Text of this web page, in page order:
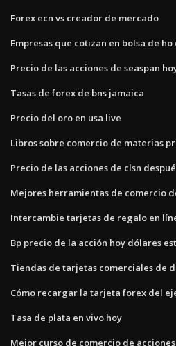
Forex ecn vs creador de mercado
Empresas que cotizan en bolsa de ho
Precio de las acciones de seaspan
Tasas de forex de bns jamaica
Precio del oro en usa live
Libros sobre comercio de materias
Precio de las acciones de clsn
Mejores herramientas de comercio
Intercambie tarjetas de regalo en
Bp precio de la acción hoy dólares
Tiendas de tarjetas comerciales de
Cómo recargar la tarjeta forex del
Tasa de plata en vivo hoy
Mejor curso de comercio de